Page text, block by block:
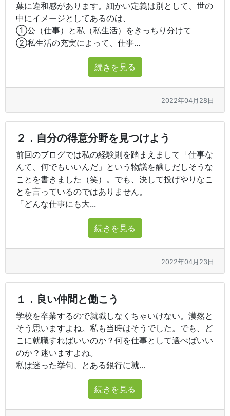
葉に違和感があります。細かい定義は別として、世の
中にイメージとしてあるのは、
①公（仕事）と私（私生活）をきっちり分けて
②私生活の充実によって、仕事...
続きを見る
2022年04月28日
２．自分の得意分野を見つけよう
前回のブログでは私の経験則を踏まえまして「仕事な
んて、何でもいいんだ」という物議を醸しだしそうな
ことを書きました（笑）。でも、決して投げやりなこ
とを言っているのではありません。
「どんな仕事にも大...
続きを見る
2022年04月23日
１．良い仲間と働こう
学校を卒業するので就職しなくちゃいけない。漠然と
そう思いますよね。私も当時はそうでした。でも、ど
こに就職すればいいのか？何を仕事として選べばいい
のか？迷いますよね。
私は迷った挙句、とある銀行に就...
続きを見る